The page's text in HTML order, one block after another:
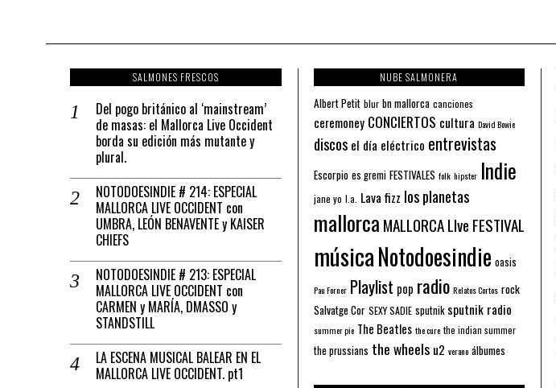
SALMONES FRESCOS
Del pogo británico al ‘mainstream’
de masas: el Mallorca Live Occident
borda su edición más mutante y
plural.
NOTODOESINDIE # 214: ESPECIAL
MALLORCA LIVE OCCIDENT con
UMBRA, LEÓN BENAVENTE y KAISER
CHIEFS
NOTODOESINDIE # 213: ESPECIAL
MALLORCA LIVE OCCIDENT con
CARMEN y MARÍA, DMASSO y
STANDSTILL
LA ESCENA MUSICAL BALEAR EN EL
MALLORCA LIVE OCCIDENT. pt1
NUBE SALMONERA
Albert Petit blur bn mallorca canciones
ceremoney CONCIERTOS cultura David Bowie
discos el día eléctrico entrevistas
Escorpio es gremi FESTIVALES folk hipster Indie
jane yo l.a. Lava fizz los planetas
mallorca MALLORCA LIve FESTIVAL
músicaNotodoesindie oasis
Pau Forner Playlist pop radio Relatos Cortos rock
Salvatge Cor SEXY SADIE sputnik sputnik radio
summer pie The Beatles the cure the indian summer
the prussians the wheels u2 verano álbumes